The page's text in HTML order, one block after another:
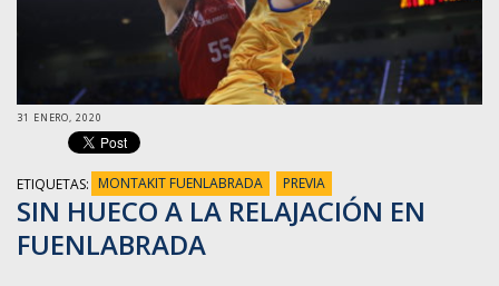
31 ENERO, 2020
ETIQUETAS: MONTAKIT FUENLABRADA PREVIA
SIN HUECO A LA RELAJACIÓN EN
FUENLABRADA